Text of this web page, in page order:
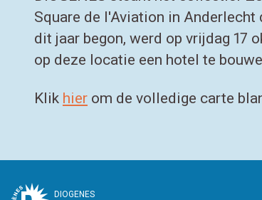
Square de l'Aviation in
dit jaar begon, werd op vrijdag 17
op deze locatie een hotel te
Klik hierom de volledige carte
DIOGENES